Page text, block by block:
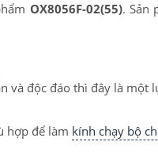
OX8056F-02(55). Sản
và độc đáo thì đây là một
hợp để làm kính chạy bộ